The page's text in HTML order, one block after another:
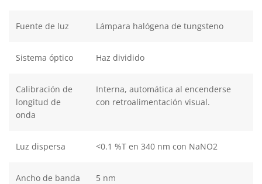
Fuente de luz Lámpara halógena de tungsteno
Sistema óptico Haz dividido
Calibración de
longitud de
onda
Interna, automática al encenderse
con retroalimentación visual.
Luz dispersa <0.1 %T en 340 nm con NaNO2
Ancho de banda
5 nm